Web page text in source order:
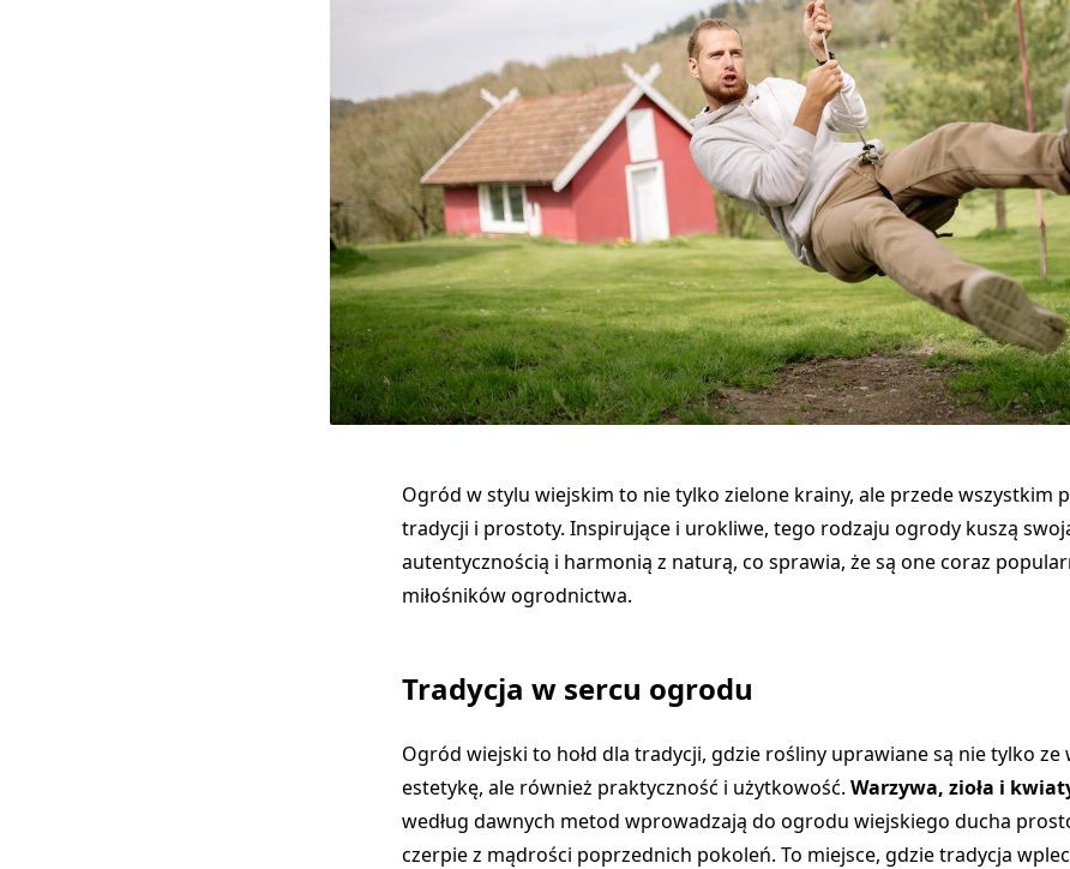
Ogród w stylu wiejskim to nie tylko zielone krainy, ale przede wszystkim
tradycji i prostoty. Inspirujące i urokliwe, tego rodzaju ogrody kuszą
autentycznością i harmonią z naturą, co sprawia, że są one coraz
miłośników ogrodnictwa.
Tradycja w sercu ogrodu
Ogród wiejski to hołd dla tradycji, gdzie rośliny uprawiane są nie tylko ze
estetykę, ale również praktyczność i użytkowość. Warzywa, zioła i
według dawnych metod wprowadzają do ogrodu wiejskiego ducha
czerpie z mądrości poprzednich pokoleń. To miejsce, gdzie tradycja